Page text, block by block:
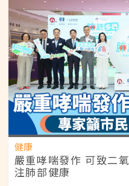
健康
嚴重哮喘發作 可致二
注肺部健康